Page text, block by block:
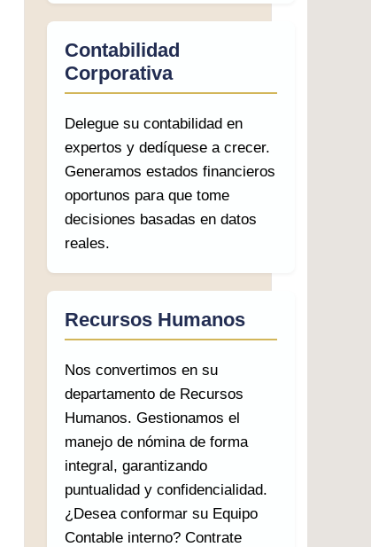
Contabilidad
Corporativa
Delegue su contabilidad en
expertos y dedíquese a crecer.
Generamos estados financieros
oportunos para que tome
decisiones basadas en datos
reales.
Recursos Humanos
Nos convertimos en su
departamento de Recursos
Humanos. Gestionamos el
manejo de nómina de forma
integral, garantizando
puntualidad y confidencialidad.
¿Desea conformar su Equipo
Contable interno? Contrate